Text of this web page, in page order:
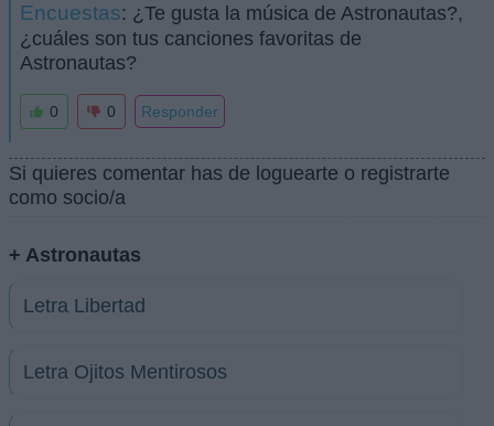
Encuestas: ¿Te gusta la música de Astronautas?,
¿cuáles son tus canciones favoritas de
Astronautas?
0 0 Responder
Si quieres comentar has de loguearte o registrarte
como socio/a
+ Astronautas
Letra Libertad
Letra Ojitos Mentirosos